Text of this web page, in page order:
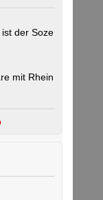
der Soze
mit Rhein